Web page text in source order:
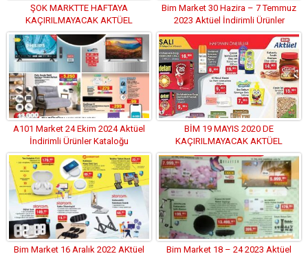
ŞOK MARKTTE HAFTAYA
KAÇIRILMAYACAK AKTÜEL
İNDİRİMLİ ÜRÜNLER KATALOĞU
Bim Market 30 Hazira – 7 Temmuz
2023 Aktüel İndirimli Ürünler
Kataloğu
A101 Market 24 Ekim 2024 Aktüel
İndirimli Ürünler Kataloğu
BİM 19 MAYIS 2020 DE
KAÇIRILMAYACAK AKTÜEL
İNDİRİMLERİ
Bim Market 16 Aralık 2022 AKtüel
Bim Market 18 – 24 2023 Aktüel